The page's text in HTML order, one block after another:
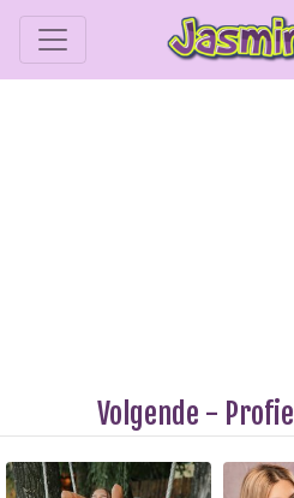
Volgende - Profiel